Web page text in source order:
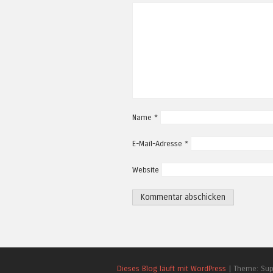
Name *
E-Mail-Adresse *
Website
Dieses Blog läuft mit WordPress | Theme: